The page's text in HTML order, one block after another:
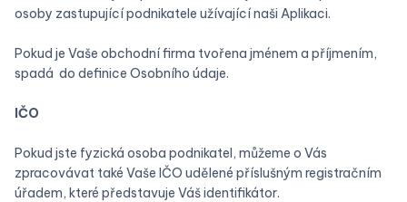
osoby zastupující podnikatele užívající naši Aplikaci.
Pokud je Vaše obchodní firma tvořena jménem a příjmením,
spadá do definice Osobního údaje.
‍IČO
Pokud jste fyzická osoba podnikatel, můžeme o Vás
zpracovávat také Vaše IČO udělené příslušným registračním
úřadem, které představuje Váš identifikátor.